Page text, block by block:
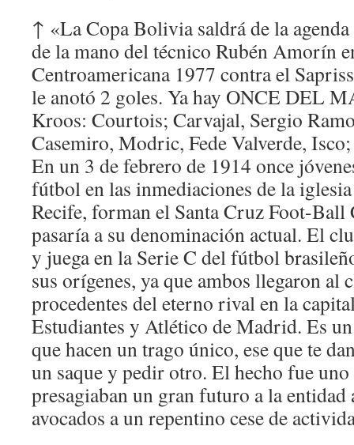
↑ «La Copa Bolivia saldrá de la
de la mano del técnico Rubén Amorín
Centroamericana 1977 contra el
le anotó 2 goles. Ya hay ONCE DEL
Kroos: Courtois; Carvajal, Sergio
Casemiro, Modric, Fede Valverde,
En un 3 de febrero de 1914 once
fútbol en las inmediaciones de la
Recife, forman el Santa Cruz Foot-Ball
pasaría a su denominación actual. El
y juega en la Serie C del fútbol
sus orígenes, ya que ambos llegaron al
procedentes del eterno rival en la
Estudiantes y Atlético de Madrid. Es
que hacen un trago único, ese que te
un saque y pedir otro. El hecho fue
presagiaban un gran futuro a la entidad
avocados a un repentino cese de